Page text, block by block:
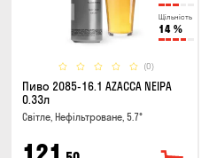
Щільність
14 %
(0)
Пиво 2085-16.1 AZACCA NEIPA
0.33л
Світле, Нефільтроване, 5.7°